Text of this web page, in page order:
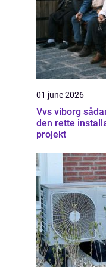
01 june 2026
Vvs viborg sådan vælger du
den rette
projekt